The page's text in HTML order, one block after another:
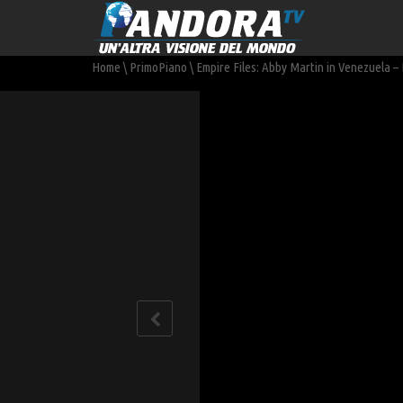
Home \ PrimoPiano \ Empire Files: Abby Martin in Venezuela